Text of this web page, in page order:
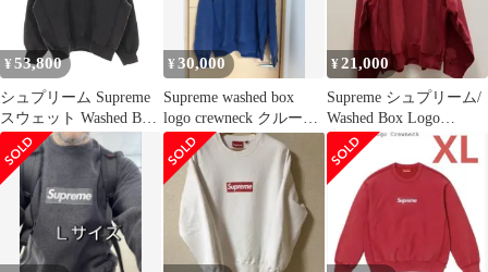
¥ 53,800
シュプリーム Supreme
スウェット Washed Box
Logo Crewneck コット
ン スウェット メンズ
Used A
¥30,000
Supreme washed box
logo crewneck クルーネ
ック
¥21,000
Supreme シュプリーム/
Washed Box Logo
Crewneck